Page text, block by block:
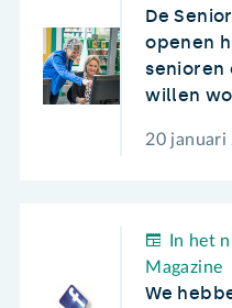
De
openen
senioren
willen
20 januari
In het
Magazine
We